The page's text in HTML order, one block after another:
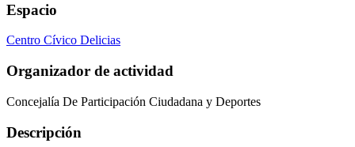
Espacio
Centro Cívico Delicias
Organizador de actividad
Concejalía De Participación Ciudadana y Deportes
Descripción